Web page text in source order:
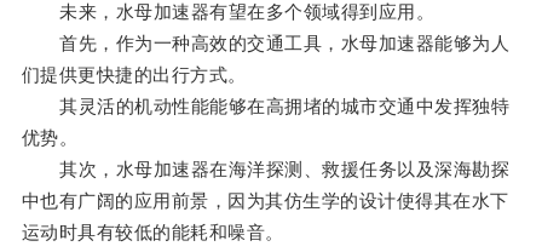
未来，水母加速器有望在多个领域得到应用。
首先，作为一种高效的交通工具，水母加速器能够为人
们提供更快捷的出行方式。
其灵活的机动性能能够在高拥堵的城市交通中发挥独特
优势。
其次，水母加速器在海洋探测、救援任务以及深海勘探
中也有广阔的应用前景，因为其仿生学的设计使得其在水下
运动时具有较低的能耗和噪音。